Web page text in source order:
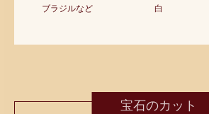
ブラジルなど
白
宝石のカット